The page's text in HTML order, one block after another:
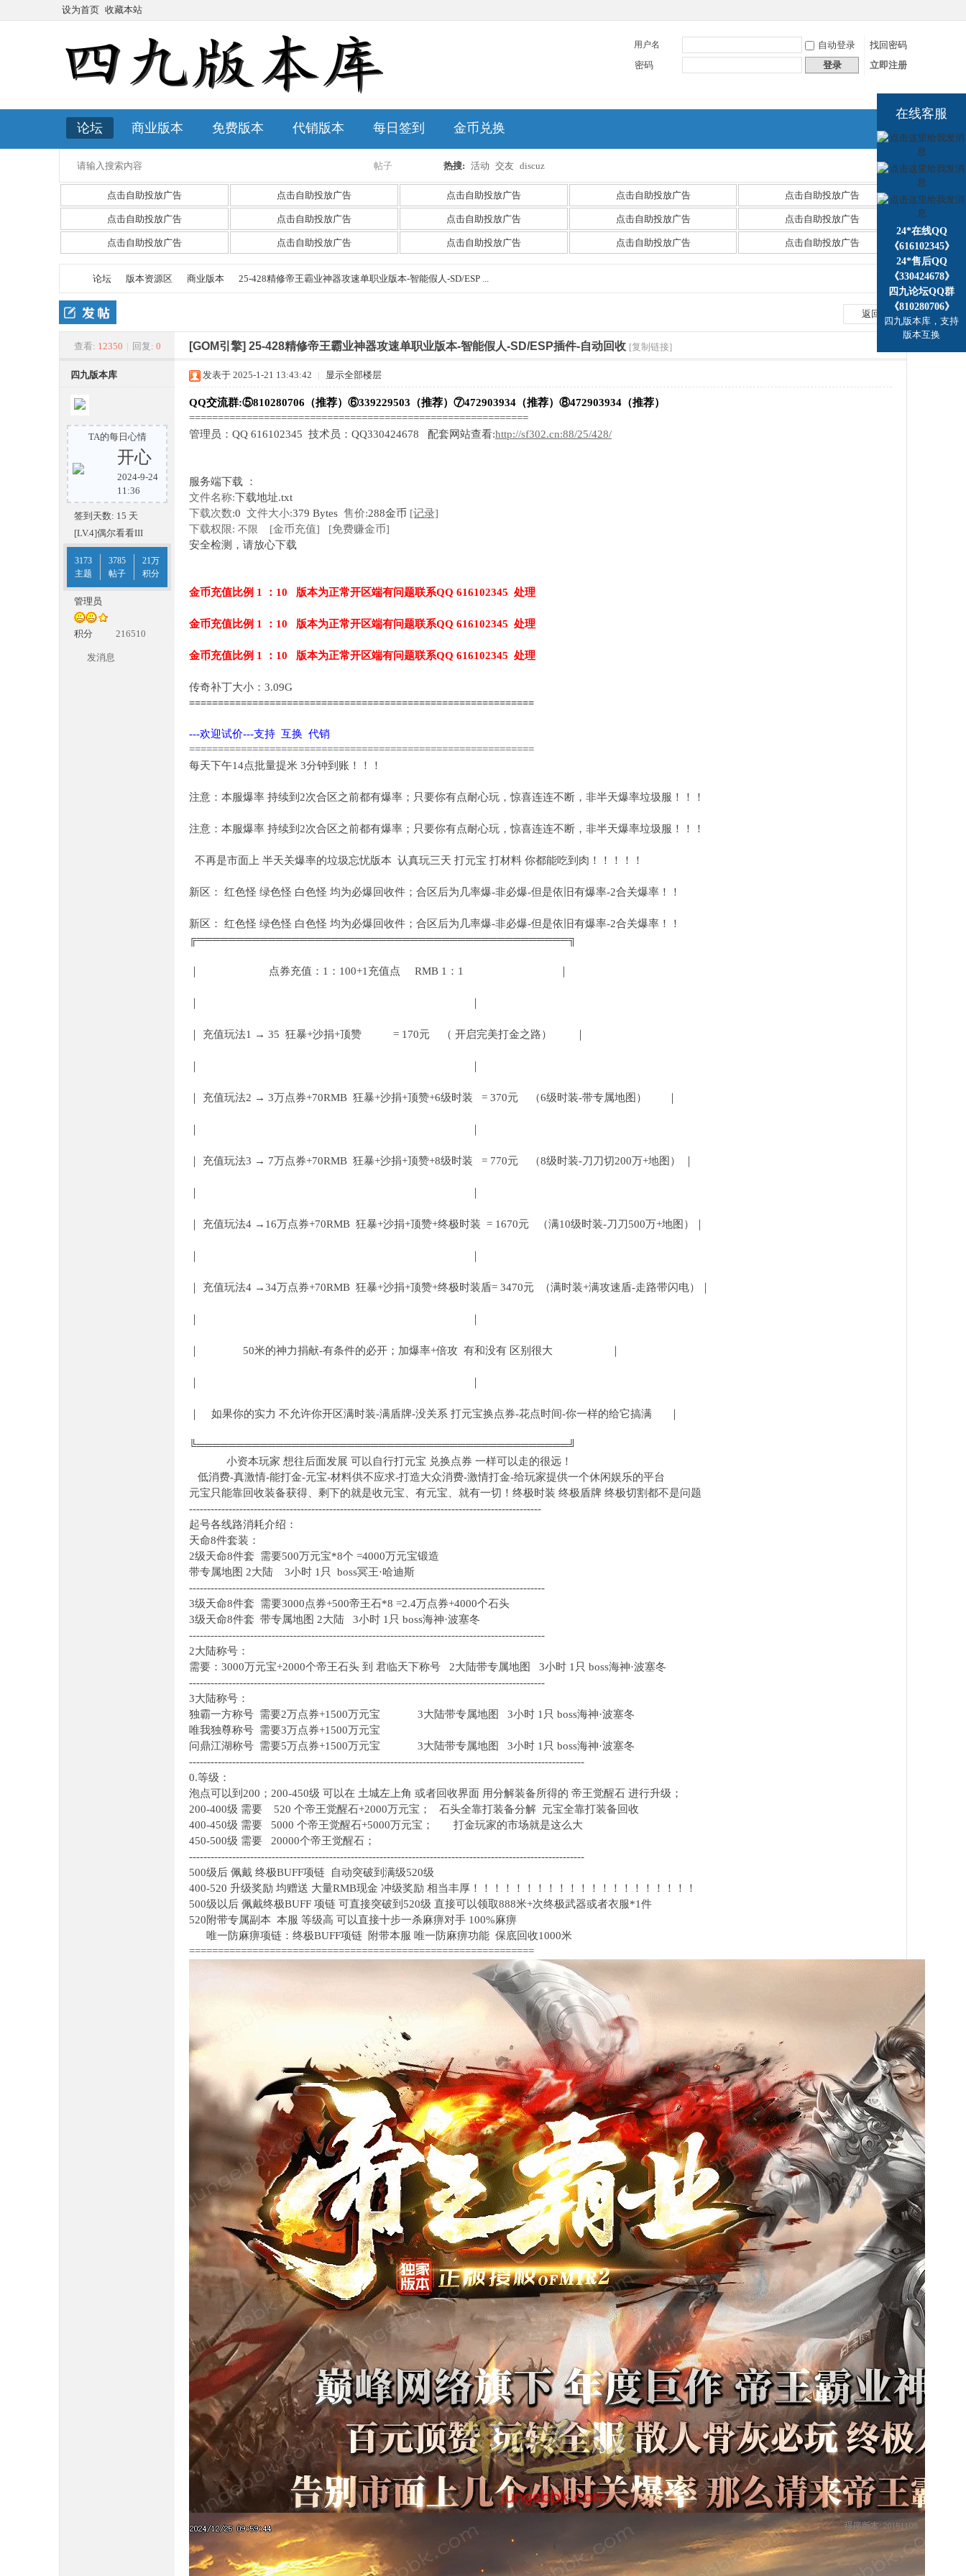
设为首页 收藏本站
用户名 自动登录
找回密码
密码
登录 立即注册
捷导
航
论坛 商业版本 免费版本 代销版本 每日签到 金币兑换
帖子
搜
热搜: 活动 交友 discuz
点击自助投放广告 点击自助投放广告 点击自助投放广告 点击自助投放广告 点击自助投放广告
点击自助投放广告 点击自助投放广告 点击自助投放广告 点击自助投放广告 点击自助投放广告
点击自助投放广告 点击自助投放广告 点击自助投放广告 点击自助投放广告 点击自助投放广告
九
»
论坛 版本资源区 商业版本
›
25-428精修帝王霸业神器攻速单职业版本-智能假人-SD/ESP ...
返回列表
查看: 12350 | 回复: 0 [GOM引擎] 25-428精修帝王霸业神器攻速单职业版本-智能假人-SD/ESP插件-自动回收 [复制链接]
四九版本库
TA的每日心情
开心
2024-9-24
11:36
签到天数: 15 天
[LV.4]偶尔看看III
3173
主题
3785
帖子
21万
积分
管理员
积分 216510
发消息
发表于 2025-1-21 13:43:42 | 显示全部楼层
QQ交流群:⑤810280706（推荐）⑥339229503（推荐）⑦472903934（推荐）⑧472903934（推荐）
===========================================================
管理员：QQ 616102345 技术员：QQ330424678 配套网站查看:http://sf302.cn:88/25/428/
服务端下载 ：
文件名称:下载地址.txt
下载次数:0 文件大小:379 Bytes 售价:288金币 [记录]
下载权限: 不限 [金币充值]
[免费赚金币]
安全检测，请放心下载
金币充值比例 1 ：10 版本为正常开区端有问题联系QQ 616102345 处理
金币充值比例 1 ：10 版本为正常开区端有问题联系QQ 616102345 处理
金币充值比例 1 ：10 版本为正常开区端有问题联系QQ 616102345 处理
传奇补丁大小：3.09G
============================================================
---欢迎试价---支持 互换 代销
============================================================
每天下午14点批量提米 3分钟到账！！！
注意：本服爆率 持续到2次合区之前都有爆率；只要你有点耐心玩，惊喜连连不断，非半天爆率垃圾服！！！
注意：本服爆率 持续到2次合区之前都有爆率；只要你有点耐心玩，惊喜连连不断，非半天爆率垃圾服！！！
不再是市面上 半天关爆率的垃圾忘忧版本 认真玩三天 打元宝 打材料 你都能吃到肉！！！！！
新区： 红色怪 绿色怪 白色怪 均为必爆回收件；合区后为几率爆-非必爆-但是依旧有爆率-2合关爆率！！
新区： 红色怪 绿色怪 白色怪 均为必爆回收件；合区后为几率爆-非必爆-但是依旧有爆率-2合关爆率！！
╔═══════════════════════════════════════════════╗
｜ 点券充值：1：100+1充值点 RMB 1：1 ｜
｜ 充值玩法1 → 35 狂暴+沙捐+顶赞 = 170元 （ 开启完美打金之路） ｜
｜ 充值玩法2 → 3万点券+70RMB 狂暴+沙捐+顶赞+6级时装 = 370元 （6级时装-带专属地图） ｜
｜ 充值玩法3 → 7万点券+70RMB 狂暴+沙捐+顶赞+8级时装 = 770元 （8级时装-刀刀切200万+地图） ｜
｜ 充值玩法4 →16万点券+70RMB 狂暴+沙捐+顶赞+终极时装 = 1670元 （满10级时装-刀刀500万+地图）｜
｜ 充值玩法4 →34万点券+70RMB 狂暴+沙捐+顶赞+终极时装盾= 3470元 （满时装+满攻速盾-走路带闪电）｜
｜ 50米的神力捐献-有条件的必开；加爆率+倍攻 有和没有 区别很大 ｜
｜ 如果你的实力 不允许你开区满时装-满盾牌-没关系 打元宝换点券-花点时间-你一样的给它搞满 ｜
╚═══════════════════════════════════════════════╝
小资本玩家 想往后面发展 可以自行打元宝 兑换点券 一样可以走的很远！
低消费-真激情-能打金-元宝-材料供不应求-打造大众消费-激情打金-给玩家提供一个休闲娱乐的平台
元宝只能靠回收装备获得、剩下的就是收元宝、有元宝、就有一切！终极时装 终极盾牌 终极切割都不是问题
--------------------------------------------------------------------------------------------------
起号各线路消耗介绍：
天命8件套装：
2级天命8件套 需要500万元宝*8个 =4000万元宝锻造
带专属地图 2大陆 3小时 1只 boss冥王·哈迪斯
---------------------------------------------------------------------------------------------------
3级天命8件套 需要3000点券+500帝王石*8 =2.4万点券+4000个石头
3级天命8件套 带专属地图 2大陆 3小时 1只 boss海神·波塞冬
---------------------------------------------------------------------------------------------------
2大陆称号：
需要：3000万元宝+2000个帝王石头 到 君临天下称号 2大陆带专属地图 3小时 1只 boss海神·波塞冬
---------------------------------------------------------------------------------------------------
3大陆称号：
独霸一方称号 需要2万点券+1500万元宝 3大陆带专属地图 3小时 1只 boss海神·波塞冬
唯我独尊称号 需要3万点券+1500万元宝
问鼎江湖称号 需要5万点券+1500万元宝 3大陆带专属地图 3小时 1只 boss海神·波塞冬
--------------------------------------------------------------------------------------------------------------
0.等级：
泡点可以到200；200-450级 可以在 土城左上角 或者回收界面 用分解装备所得的 帝王觉醒石 进行升级；
200-400级 需要 520 个帝王觉醒石+2000万元宝； 石头全靠打装备分解 元宝全靠打装备回收
400-450级 需要 5000 个帝王觉醒石+5000万元宝； 打金玩家的市场就是这么大
450-500级 需要 20000个帝王觉醒石；
--------------------------------------------------------------------------------------------------------------
500级后 佩戴 终极BUFF项链 自动突破到满级520级
400-520 升级奖励 均赠送 大量RMB现金 冲级奖励 相当丰厚！！！！！！！！！！！！！！！！！！！！！
500级以后 佩戴终极BUFF 项链 可直接突破到520级 直接可以领取888米+次终极武器或者衣服*1件
520附带专属副本 本服 等级高 可以直接十步一杀麻痹对手 100%麻痹
唯一防麻痹项链：终极BUFF项链 附带本服 唯一防麻痹功能 保底回收1000米
============================================================
在线客服
24*在线QQ
《616102345》
24*售后QQ
《330424678》
四九论坛QQ群
《810280706》
四九版本库，支持
版本互换